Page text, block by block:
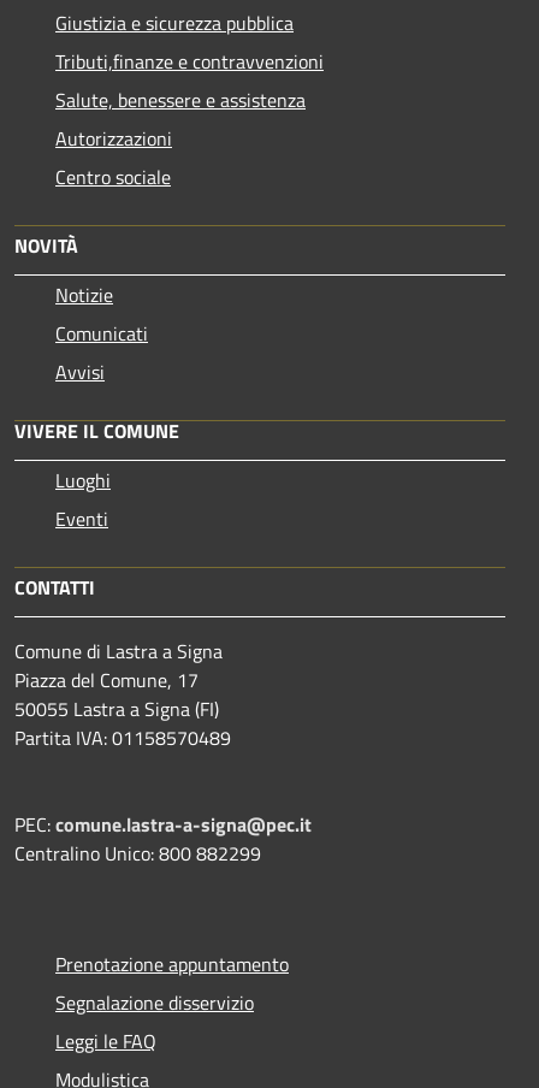
Giustizia e sicurezza pubblica
Tributi,finanze e contravvenzioni
Salute, benessere e assistenza
Autorizzazioni
Centro sociale
NOVITÀ
Notizie
Comunicati
Avvisi
VIVERE IL COMUNE
Luoghi
Eventi
CONTATTI
Comune di Lastra a Signa
Piazza del Comune, 17
50055 Lastra a Signa (FI)
Partita IVA: 01158570489
PEC:comune.lastra-a-signa@pec.it
Centralino Unico: 800 882299
Prenotazione appuntamento
Segnalazione disservizio
Leggi le FAQ
Modulistica